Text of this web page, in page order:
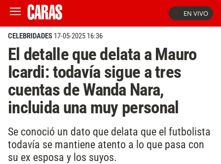
EN VIVO
CELEBRIDADES 17-05-2025 16:36
El detalle que delata a Mauro
Icardi: todavía sigue a tres
cuentas de Wanda Nara,
incluida una muy personal
Se conoció un dato que delata que el futbolista
todavía se mantiene atento a lo que pasa con
su ex esposa y los suyos.